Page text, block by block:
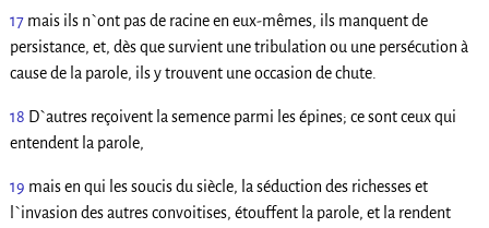
17 mais ils n`ont pas de racine en eux-mêmes, ils manquent de
persistance, et, dès que survient une tribulation ou une persécution à
cause de la parole, ils y trouvent une occasion de chute.
18 D`autres reçoivent la semence parmi les épines; ce sont ceux qui
entendent la parole,
19 mais en qui les soucis du siècle, la séduction des richesses et
l`invasion des autres convoitises, étouffent la parole, et la rendent